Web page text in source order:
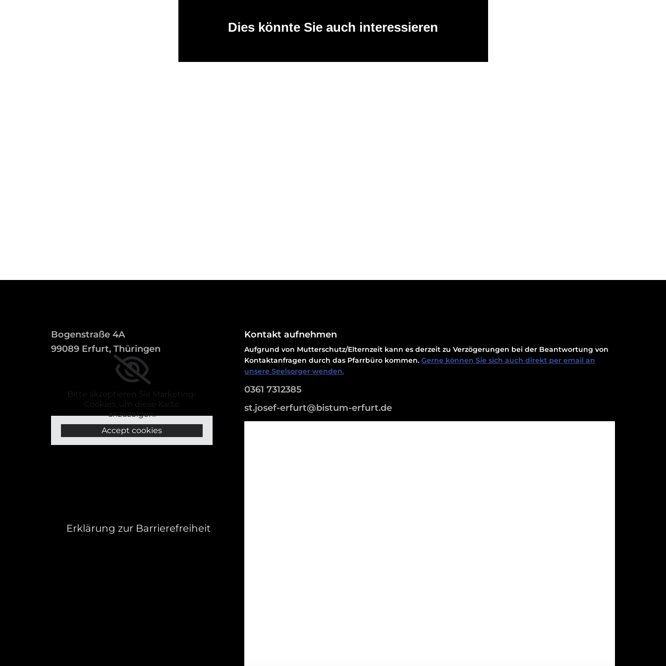
Dies könnte Sie auch interessieren
Bogenstraße 4A
99089 Erfurt, Thüringen
Bitte akzeptieren Sie Marketing-
Cookies, um diese Karte
anzuzeigen.
Accept cookies
Erklärung zur Barrierefreiheit
Kontakt aufnehmen
Aufgrund von Mutterschutz/Elternzeit kann es derzeit zu Verzögerungen bei der Beantwortung von
Kontaktanfragen durch das Pfarrbüro kommen. Gerne können Sie sich auch direkt per email an
unsere Seelsorger wenden.
0361 7312385
st.josef-erfurt@bistum-erfurt.de